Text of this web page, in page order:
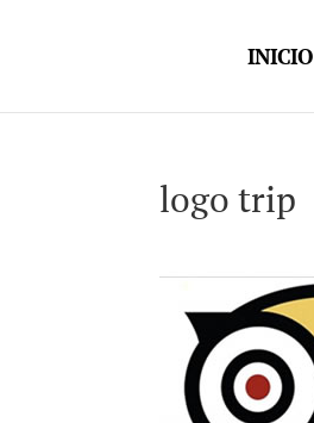
INICIO
logo trip